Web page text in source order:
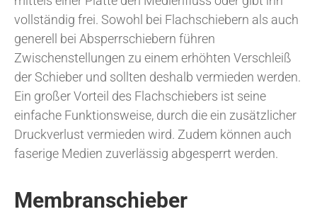
vollständig frei. Sowohl bei Flachschiebern als auch
generell bei Absperrschiebern führen
Zwischenstellungen zu einem erhöhten Verschleiß
der Schieber und sollten deshalb vermieden werden.
Ein großer Vorteil des Flachschiebers ist seine
einfache Funktionsweise, durch die ein zusätzlicher
Druckverlust vermieden wird. Zudem können auch
faserige Medien zuverlässig abgesperrt werden.
Membranschieber